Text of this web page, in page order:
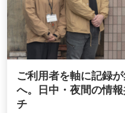
ご利用者を軸に記録
へ。日中・夜間の情
チ